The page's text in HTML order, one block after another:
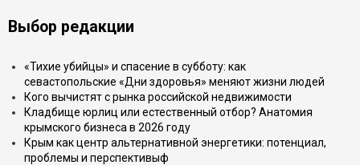
Выбор редакции
«Тихие убийцы» и спасение в субботу: как
севастопольские «Дни здоровья» меняют жизни людей
Кого вычистят с рынка российской недвижимости
Кладбище юрлиц или естественный отбор? Анатомия
крымского бизнеса в 2026 году
Крым как центр альтернативной энергетики: потенциал,
проблемы и перспективыф